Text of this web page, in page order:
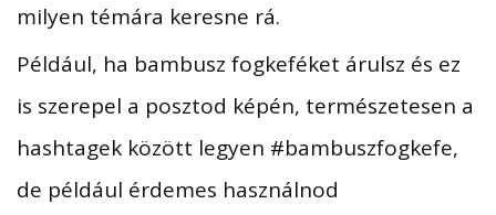
milyen témára keresne rá.
Például, ha bambusz fogkeféket árulsz és ez
is szerepel a posztod képén, természetesen a
hashtagek között legyen #bambuszfogkefe,
de például érdemes használnod